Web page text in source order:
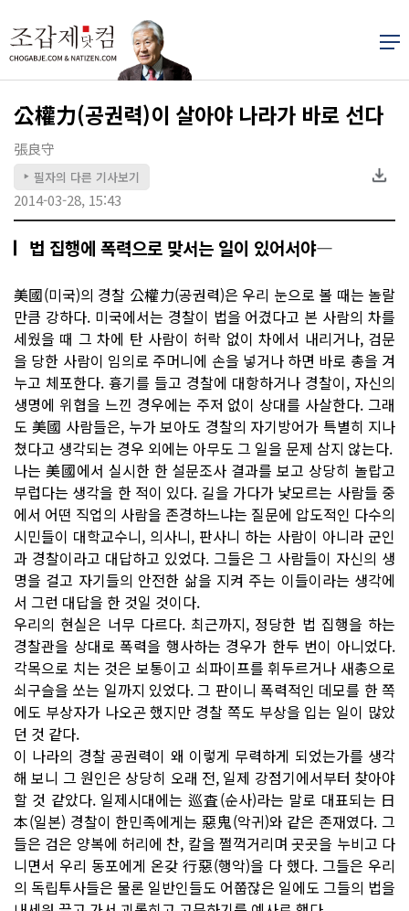
公權力(공권력)이 살아야 나라가 바로 선다
張良守
▶ 필자의 다른 기사보기
2014-03-28, 15:43
법 집행에 폭력으로 맞서는 일이 있어서야―
美國(미국)의 경찰 公權力(공권력)은 우리 눈으로 볼 때는 놀랄
만큼 강하다. 미국에서는 경찰이 법을 어겼다고 본 사람의 차를
세웠을 때 그 차에 탄 사람이 허락 없이 차에서 내리거나, 검문
을 당한 사람이 임의로 주머니에 손을 넣거나 하면 바로 총을 겨
누고 체포한다. 흉기를 들고 경찰에 대항하거나 경찰이, 자신의
생명에 위협을 느낀 경우에는 주저 없이 상대를 사살한다. 그래
도 美國 사람들은, 누가 보아도 경찰의 자기방어가 특별히 지나
쳤다고 생각되는 경우 외에는 아무도 그 일을 문제 삼지 않는다.
나는 美國에서 실시한 한 설문조사 결과를 보고 상당히 놀랍고
부럽다는 생각을 한 적이 있다. 길을 가다가 낯모르는 사람들 중
에서 어떤 직업의 사람을 존경하느냐는 질문에 압도적인 다수의
시민들이 대학교수니, 의사니, 판사니 하는 사람이 아니라 군인
과 경찰이라고 대답하고 있었다. 그들은 그 사람들이 자신의 생
명을 걸고 자기들의 안전한 삶을 지켜 주는 이들이라는 생각에
서 그런 대답을 한 것일 것이다.
우리의 현실은 너무 다르다. 최근까지, 정당한 법 집행을 하는
경찰관을 상대로 폭력을 행사하는 경우가 한두 번이 아니었다.
각목으로 치는 것은 보통이고 쇠파이프를 휘두르거나 새총으로
쇠구슬을 쏘는 일까지 있었다. 그 판이니 폭력적인 데모를 한 쪽
에도 부상자가 나오곤 했지만 경찰 쪽도 부상을 입는 일이 많았
던 것 같다.
이 나라의 경찰 공권력이 왜 이렇게 무력하게 되었는가를 생각
해 보니 그 원인은 상당히 오래 전, 일제 강점기에서부터 찾아야
할 것 같았다. 일제시대에는 巡査(순사)라는 말로 대표되는 日
本(일본) 경찰이 한민족에게는 惡鬼(악귀)와 같은 존재였다. 그
들은 검은 양복에 허리에 찬, 칼을 쩔꺽거리며 곳곳을 누비고 다
니면서 우리 동포에게 온갖 行惡(행악)을 다 했다. 그들은 우리
의 독립투사들은 물론 일반인들도 어쭙잖은 일에도 그들의 법을